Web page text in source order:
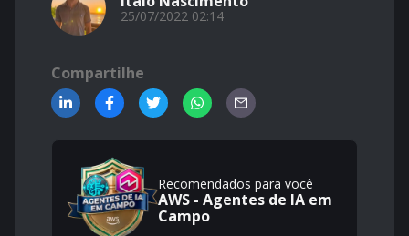
25/07/2022 02:14
Compartilhe
Recomendados para você
AWS - Agentes de IA em
Campo